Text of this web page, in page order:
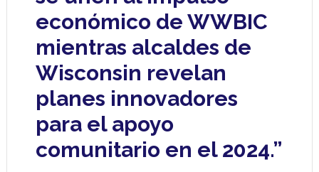
económico de WWBIC
mientras alcaldes de
Wisconsin revelan
planes innovadores
para el apoyo
comunitario en el 2024.”